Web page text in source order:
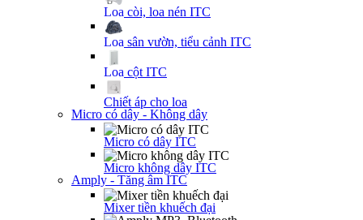
Loa còi, loa nén ITC
Loa sân vườn, tiểu cảnh ITC
Loa cột ITC
Chiết áp cho loa
Micro có dây - Không dây
Micro có dây ITC
Micro không dây ITC
Amply - Tăng âm ITC
Mixer tiền khuếch đại